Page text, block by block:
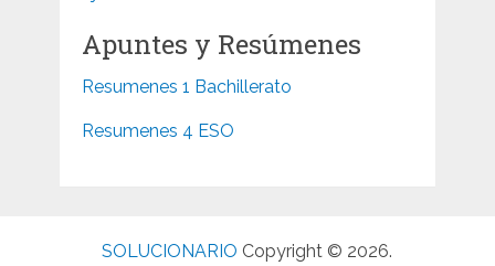
Apuntes y Resúmenes
Resumenes 1 Bachillerato
Resumenes 4 ESO
SOLUCIONARIO Copyright © 2026.